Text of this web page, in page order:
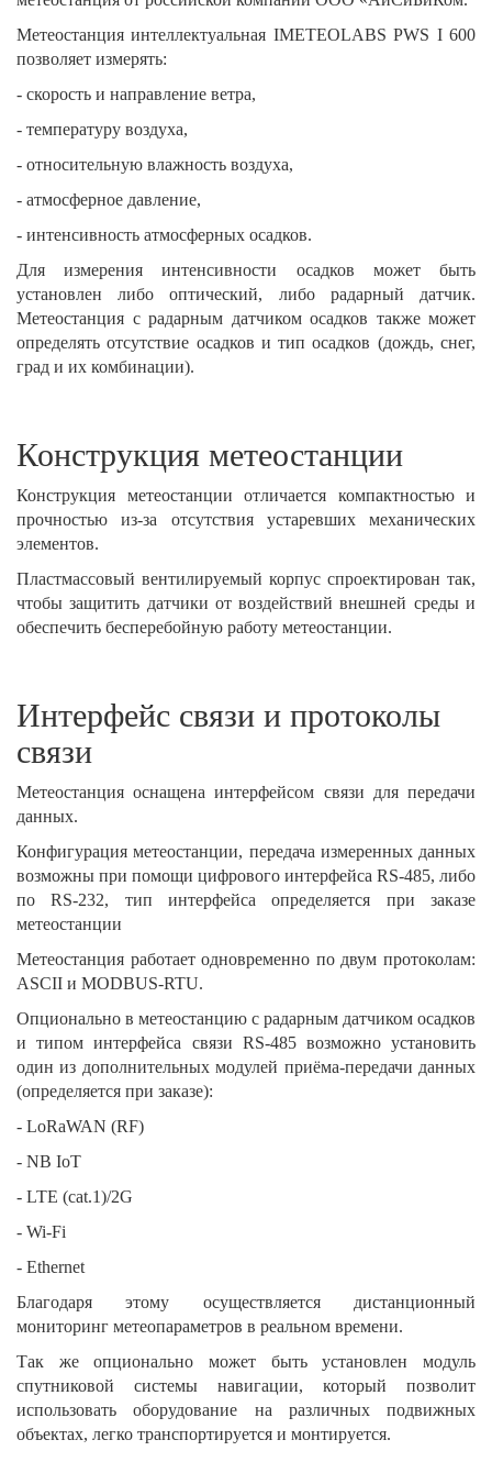
Метеостанция интеллектуальная IMETEOLABS PWS I 600
позволяет измерять:
- скорость и направление ветра,
- температуру воздуха,
- относительную влажность воздуха,
- атмосферное давление,
- интенсивность атмосферных осадков.
Для измерения интенсивности осадков может быть
установлен либо оптический, либо радарный датчик.
Метеостанция с радарным датчиком осадков также может
определять отсутствие осадков и тип осадков (дождь, снег,
град и их комбинации).
Конструкция метеостанции
Конструкция метеостанции отличается компактностью и
прочностью из-за отсутствия устаревших механических
элементов.
Пластмассовый вентилируемый корпус спроектирован так,
чтобы защитить датчики от воздействий внешней среды и
обеспечить бесперебойную работу метеостанции.
Интерфейс связи и протоколы
связи
Метеостанция оснащена интерфейсом связи для передачи
данных.
Конфигурация метеостанции, передача измеренных данных
возможны при помощи цифрового интерфейса RS-485, либо
по RS-232, тип интерфейса определяется при заказе
метеостанции
Метеостанция работает одновременно по двум протоколам:
ASCII и MODBUS-RTU.
Опционально в метеостанцию с радарным датчиком осадков
и типом интерфейса связи RS-485 возможно установить
один из дополнительных модулей приёма-передачи данных
(определяется при заказе):
- LoRaWAN (RF)
- NB IoT
- LTE (cat.1)/2G
- Wi-Fi
- Ethernet
Благодаря этому осуществляется дистанционный
мониторинг метеопараметров в реальном времени.
Так же опционально может быть установлен модуль
спутниковой системы навигации, который позволит
использовать оборудование на различных подвижных
объектах, легко транспортируется и монтируется.